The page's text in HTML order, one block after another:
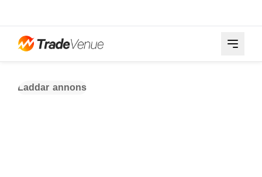
Laddar annons